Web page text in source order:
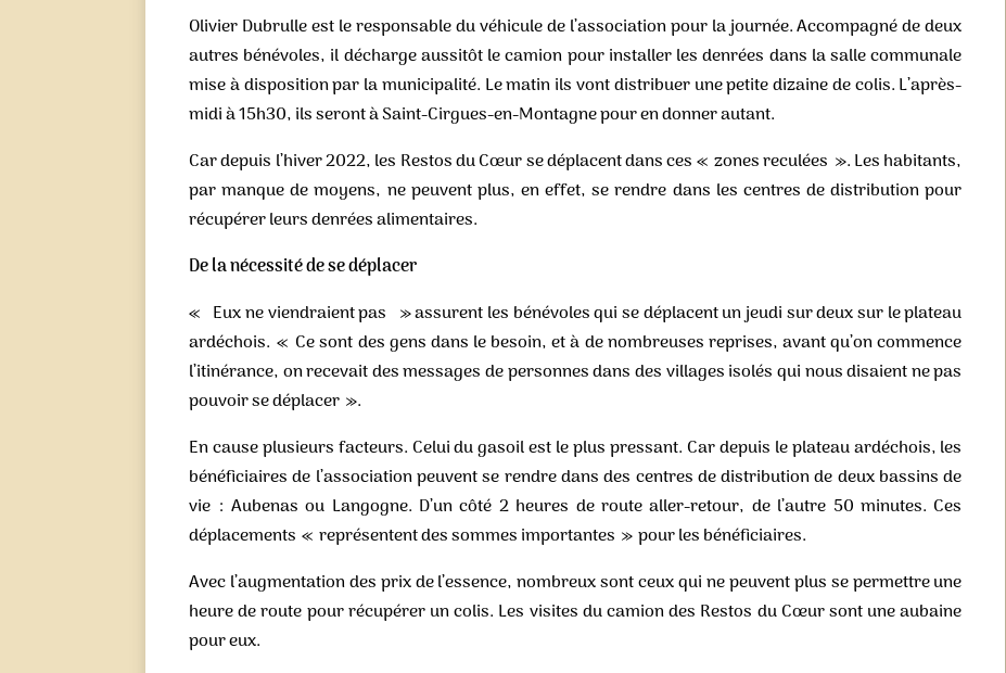
Olivier Dubrulle est le responsable du véhicule de l’association pour la journée. Accompagné de deux
autres bénévoles, il décharge aussitôt le camion pour installer les denrées dans la salle communale
mise à disposition par la municipalité. Le matin ils vont distribuer une petite dizaine de colis. L’après-
midi à 15h30, ils seront à Saint-Cirgues-en-Montagne pour en donner autant.
Car depuis l’hiver 2022, les Restos du Cœur se déplacent dans ces « zones reculées ». Les habitants,
par manque de moyens, ne peuvent plus, en effet, se rendre dans les centres de distribution pour
récupérer leurs denrées alimentaires.
De la nécessité de se déplacer
« Eux ne viendraient pas » assurent les bénévoles qui se déplacent un jeudi sur deux sur le plateau
ardéchois. « Ce sont des gens dans le besoin, et à de nombreuses reprises, avant qu’on commence
l’itinérance, on recevait des messages de personnes dans des villages isolés qui nous disaient ne pas
pouvoir se déplacer ».
En cause plusieurs facteurs. Celui du gasoil est le plus pressant. Car depuis le plateau ardéchois, les
bénéficiaires de l’association peuvent se rendre dans des centres de distribution de deux bassins de
vie : Aubenas ou Langogne. D’un côté 2 heures de route aller-retour, de l’autre 50 minutes. Ces
déplacements « représentent des sommes importantes » pour les bénéficiaires.
Avec l’augmentation des prix de l’essence, nombreux sont ceux qui ne peuvent plus se permettre une
heure de route pour récupérer un colis. Les visites du camion des Restos du Cœur sont une aubaine
pour eux.